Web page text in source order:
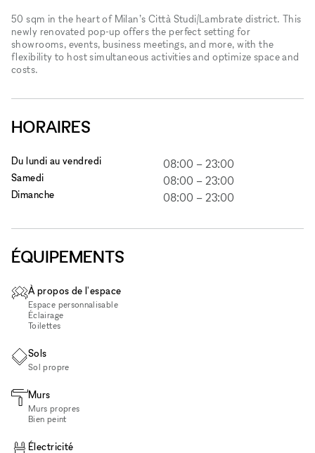
50 sqm in the heart of Milan’s Città Studi/Lambrate district. This
newly renovated pop-up offers the perfect setting for
showrooms, events, business meetings, and more, with the
flexibility to host simultaneous activities and optimize space and
costs.
HORAIRES
Du lundi au vendredi 08:00 – 23:00
Samedi 08:00 – 23:00
Dimanche 08:00 – 23:00
ÉQUIPEMENTS
À propos de l'espace
Espace personnalisable
Éclairage
Toilettes
Sols
Sol propre
Murs
Murs propres
Bien peint
Électricité